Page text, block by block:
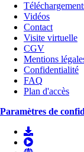
Vidéos
Contact
Visite virtuelle
CGV
Mentions
Confidentialité
FAQ
Plan d'accès
Paramètres de